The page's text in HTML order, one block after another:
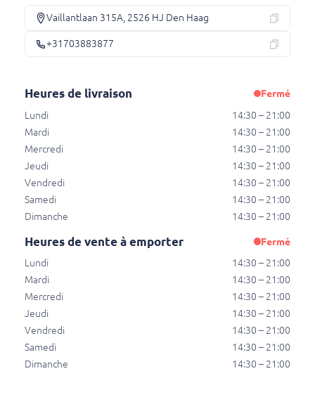
€ 13,00
Portie
Gepaneerde calamaris schotel
Portie
€ 16,50
Marjan vis schotels, familie portie
Alle Marjan gerechten worden geserveerd met 2
Vaillantlaan 315A, 2526 HJ Den Haag
+31703883877
Heures de livraison
Fermé
Lundi
14:30 – 21:00
Mardi
14:30 – 21:00
Mercredi
14:30 – 21:00
Jeudi
14:30 – 21:00
Vendredi
14:30 – 21:00
Samedi
14:30 – 21:00
Dimanche
14:30 – 21:00
Heures de vente à emporter
Fermé
Lundi
14:30 – 21:00
Mardi
14:30 – 21:00
Mercredi
14:30 – 21:00
Jeudi
14:30 – 21:00
Vendredi
14:30 – 21:00
Samedi
14:30 – 21:00
Dimanche
14:30 – 21:00